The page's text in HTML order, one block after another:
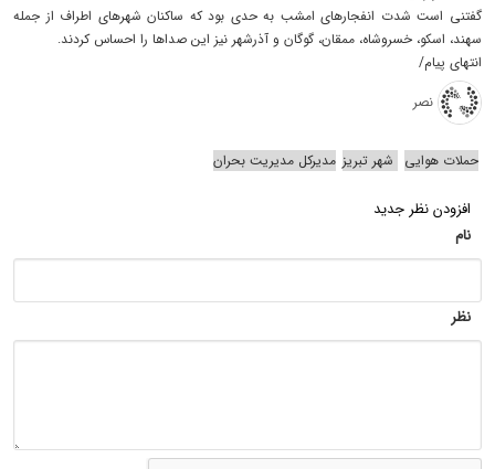
گفتنی است شدت انفجارهای امشب به حدی بود که ساکنان شهرهای اطراف از جمله
سهند، اسکو، خسروشاه، ممقان، گوگان و آذرشهر نیز این صداها را احساس کردند.
انتهای پیام/
نصر
حملات هوایی شهر تبریز مدیرکل مدیریت بحران
افزودن نظر جدید
نام
نظر